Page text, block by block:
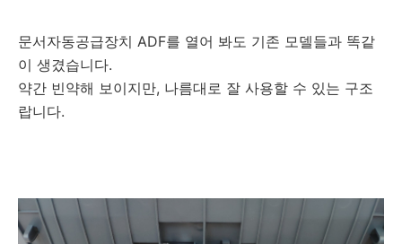
문서자동공급장치 ADF를 열어 봐도 기존 모델들과 똑같
이 생겼습니다.
약간 빈약해 보이지만, 나름대로 잘 사용할 수 있는 구조
랍니다.